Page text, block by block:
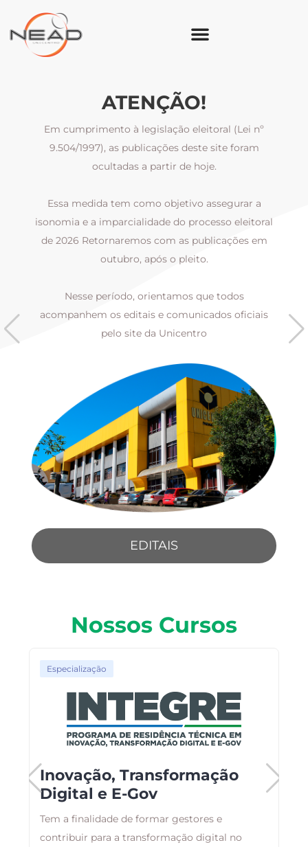
ATENÇÃO!
Em cumprimento à legislação eleitoral (Lei nº
9.504/1997), as publicações deste site foram
ocultadas a partir de hoje.
Essa medida tem como objetivo assegurar a
isonomia e a imparcialidade do processo eleitoral
de 2026 Retornaremos com as publicações em
outubro, após o pleito.
Nesse período, orientamos que todos
acompanhem os editais e comunicados oficiais
pelo site da Unicentro
EDITAIS
Nossos Cursos
Especialização
Inovação, Transformação
Digital e E-Gov
Tem a finalidade de formar gestores e
contribuir para a transformação digital no